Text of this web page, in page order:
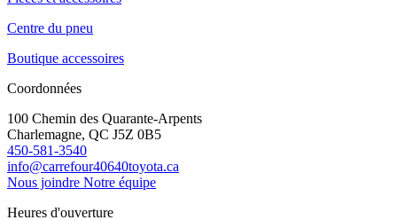
Centre du pneu
Boutique accessoires
Coordonnées
100 Chemin des Quarante-Arpents
Charlemagne, QC J5Z 0B5
450-581-3540
info@carrefour40640toyota.ca
Nous joindre Notre équipe
Heures d'ouverture